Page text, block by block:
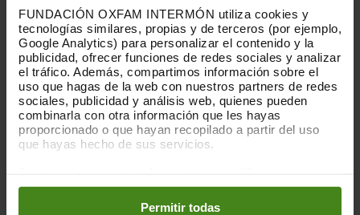
FUNDACIÓN OXFAM INTERMÓN utiliza cookies y
tecnologías similares, propias y de terceros (por ejemplo,
Google Analytics) para personalizar el contenido y la
publicidad, ofrecer funciones de redes sociales y analizar
el tráfico. Además, compartimos información sobre el
uso que hagas de la web con nuestros partners de redes
sociales, publicidad y análisis web, quienes pueden
combinarla con otra información que les hayas
proporcionado o que hayan recopilado a partir del uso
que hayas hecho de sus servicios.
preferencias accediendo a nuestraPolítica de Cookieso
en los botones facilitados a continuación:
Permitir todas